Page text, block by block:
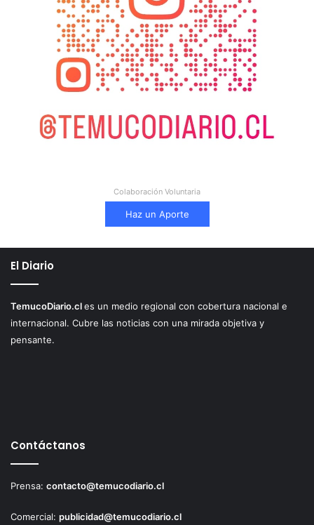
Colaboración Voluntaria
Haz un Aporte
El Diario
TemucoDiario.cles un medio regional con cobertura nacional e
internacional. Cubre las noticias con una mirada objetiva y
pensante.
Contáctanos
Prensa: contacto@temucodiario.cl
Comercial: publicidad@temucodiario.cl